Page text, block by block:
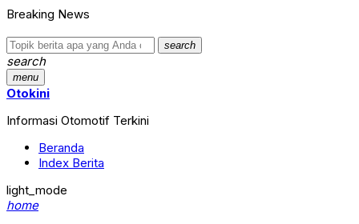
Breaking News
search
search
menu
Otokini
Informasi Otomotif Terkini
Beranda
Index Berita
light_mode
home